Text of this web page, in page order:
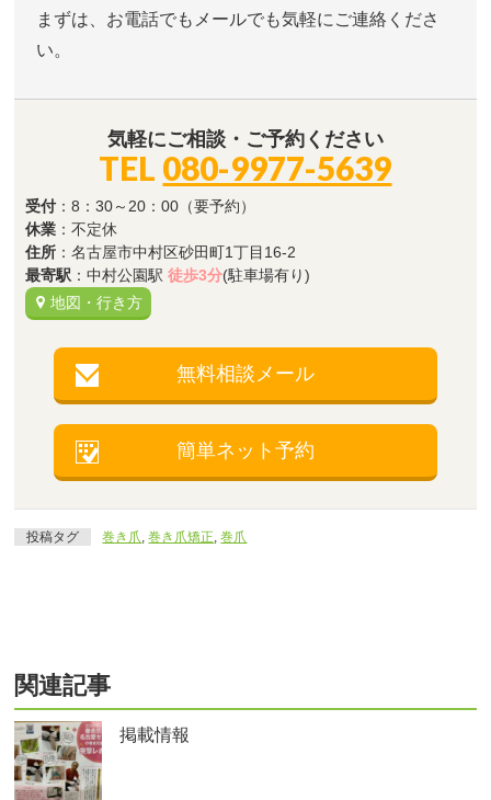
まずは、お電話でもメールでも気軽にご連絡くださ
い。
気軽にご相談・ご予約ください
TEL 080-9977-5639
受付 ：8：30～20：00（要予約）
休業 ：不定休
住所 ：名古屋市中村区砂田町1丁目16-2
最寄駅 ：中村公園駅徒歩3分(駐車場有り)
地図・行き方
無料相談メール
簡単ネット予約
投稿タグ 巻き爪 ,巻き爪矯正 ,巻爪
関連記事
掲載情報